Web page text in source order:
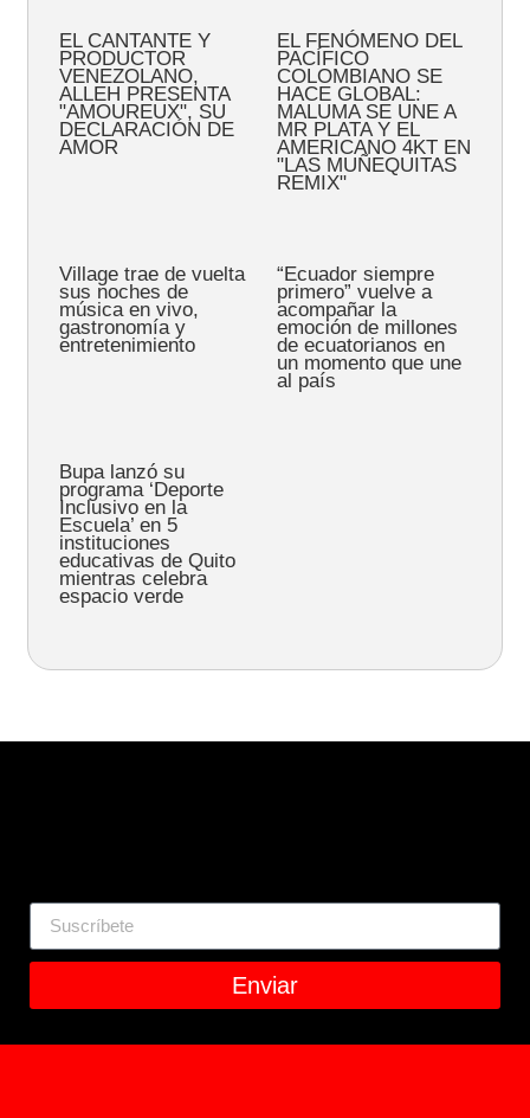
EL CANTANTE Y
PRODUCTOR
VENEZOLANO,
ALLEH PRESENTA
"AMOUREUX", SU
DECLARACIÓN DE
AMOR
EL FENÓMENO DEL
PACÍFICO
COLOMBIANO SE
HACE GLOBAL:
MALUMA SE UNE A
MR PLATA Y EL
AMERICANO 4KT EN
"LAS MUÑEQUITAS
REMIX"
Village trae de vuelta
sus noches de
música en vivo,
gastronomía y
entretenimiento
“Ecuador siempre
primero” vuelve a
acompañar la
emoción de millones
de ecuatorianos en
un momento que une
al país
Bupa lanzó su
programa ‘Deporte
Inclusivo en la
Escuela’ en 5
instituciones
educativas de Quito
mientras celebra
espacio verde
Enviar